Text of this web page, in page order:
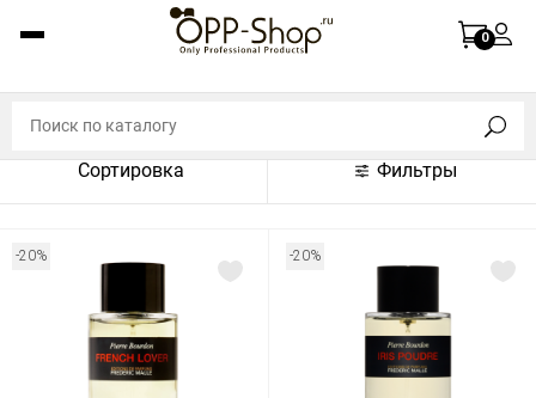
0
Сортировка Фильтры
По названию (A-Z)
По цене (по возрастанию)
По цене (по убыванию)
По популярности (по убыванию)
Показать:
-20% -20%